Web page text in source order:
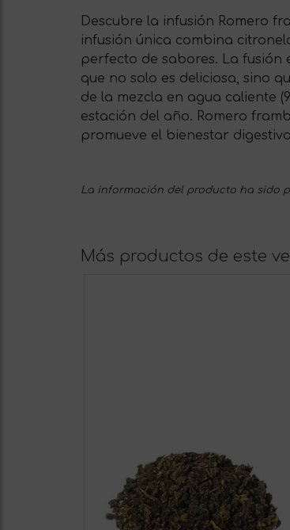
Descubre la infusión Romero
infusión única combina
perfecto de sabores. La fusión
que no solo es deliciosa, sino
de la mezcla en agua caliente
estación del año. Romero
promueve el bienestar
La información del producto ha sido
Más productos de este